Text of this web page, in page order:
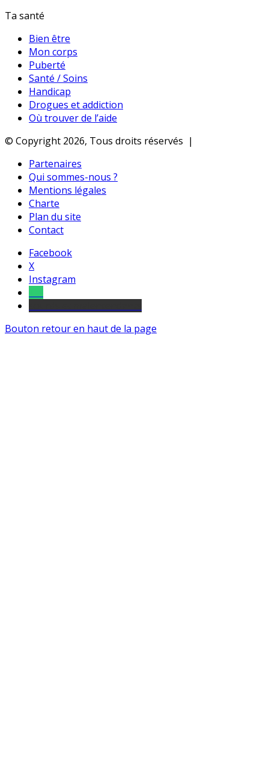
Ta santé
Bien être
Mon corps
Puberté
Santé / Soins
Handicap
Drogues et addiction
Où trouver de l’aide
© Copyright 2026, Tous droits réservés |
Partenaires
Qui sommes-nous ?
Mentions légales
Charte
Plan du site
Contact
Facebook
X
Instagram
Bouton retour en haut de la page